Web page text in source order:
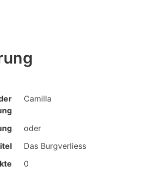
Camilla
oder
Das Burgverliess
0